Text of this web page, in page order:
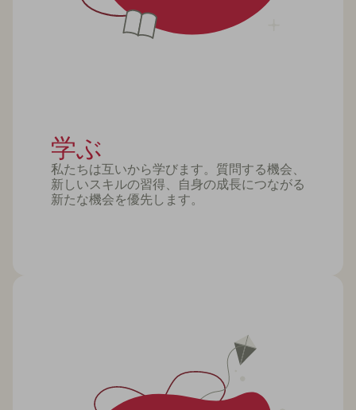
学ぶ
私たちは互いから学びます。質問する機会、
新しいスキルの習得、自身の成長につながる
新たな機会を優先します。